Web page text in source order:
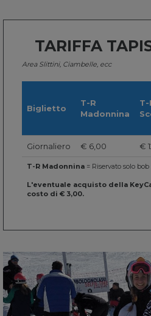
TARIFFA
Area Slittini, Ciambelle, ecc
Biglietto
T-R
Madonnina
T-
Giornaliero € 6,00 €
T-R Madonnina = Riservato solo bob
L'eventuale acquisto della
costo di € 3,00.